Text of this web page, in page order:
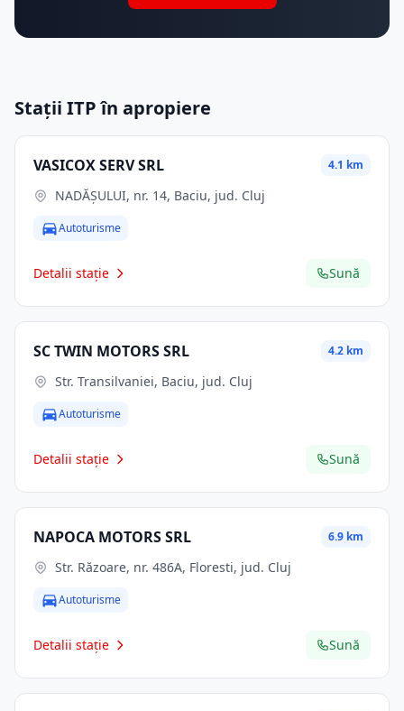
Stații ITP în apropiere
VASICOX SERV SRL 4.1 km
NADĂȘULUI, nr. 14, Baciu, jud. Cluj
Autoturisme
Detalii stație Sună
SC TWIN MOTORS SRL 4.2 km
Str. Transilvaniei, Baciu, jud. Cluj
Autoturisme
Detalii stație Sună
NAPOCA MOTORS SRL 6.9 km
Str. Răzoare, nr. 486A, Floresti, jud. Cluj
Autoturisme
Detalii stație Sună